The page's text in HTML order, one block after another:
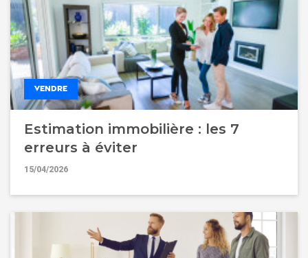
VENDRE
Estimation immobilière : les 7
erreurs à éviter
15/04/2026